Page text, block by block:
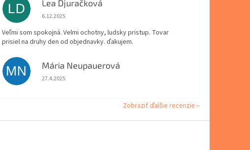
LD Lea Djuračková
Hodnotenie obchodu je 5 z 5 hviezdičiek.
6.12.2025
Veľmi som spokojná. Velmi ochotny, ludsky pristup. Tovar
prisiel na druhy den od objednavky. ďakujem.
MN Mária Neupauerová
Hodnotenie obchodu je 5 z 5 hviezdičiek.
27.4.2025
Zobraziť ďalšie recenzie